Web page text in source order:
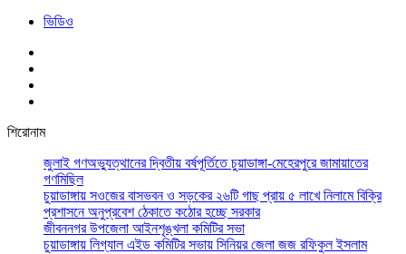
ভিডিও
শিরোনাম
জুলাই গণঅভ্যুত্থানের দ্বিতীয় বর্ষপূর্তিতে চুয়াডাঙ্গা-মেহেরপুরে জামায়াতের
গণমিছিল
চুয়াডাঙ্গায় সওজের বাসভবন ও সড়কের ২৬টি গাছ প্রায় ৫ লাখে নিলামে বিক্রি
প্রশাসনে অনুপ্রবেশ ঠেকাতে কঠোর হচ্ছে সরকার
জীবননগর উপজেলা আইনশৃঙ্খলা কমিটির সভা
চুয়াডাঙ্গায় লিগ্যাল এইড কমিটির সভায় সিনিয়র জেলা জজ রফিকুল ইসলাম